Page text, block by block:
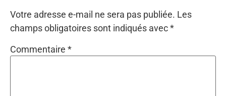
Votre adresse e-mail ne sera pas publiée. Les
champs obligatoires sont indiqués avec*
Commentaire *